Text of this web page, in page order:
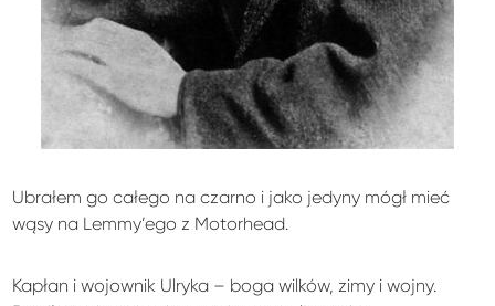
Ubrałem go całego na czarno i jako jedyny mógł mieć
wąsy na Lemmy’ego z Motorhead.
Kapłan i wojownik Ulryka – boga wilków, zimy i wojny.